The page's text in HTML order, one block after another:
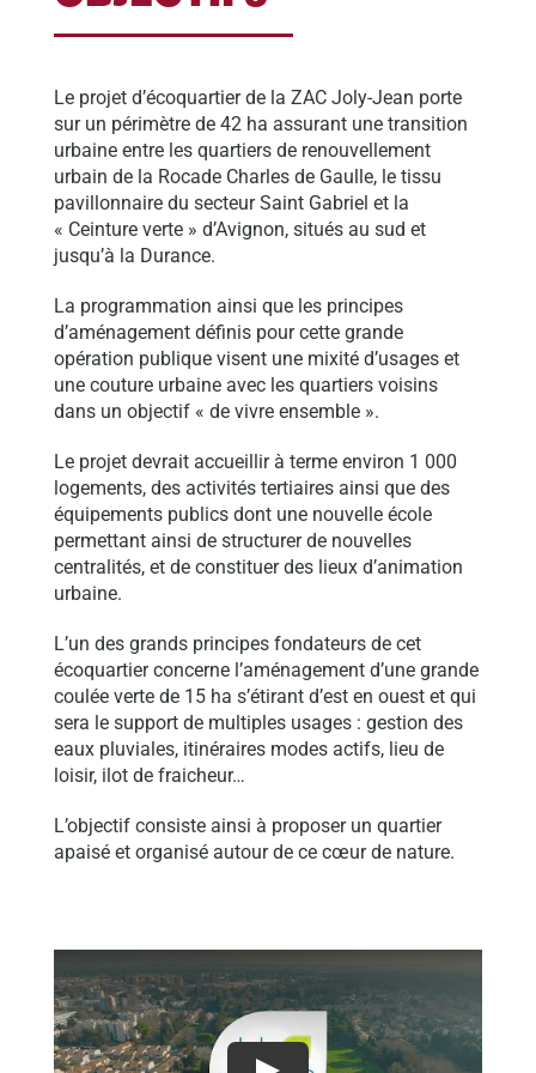
Le projet d’écoquartier de la ZAC Joly-Jean porte
sur un périmètre de 42 ha assurant une transition
urbaine entre les quartiers de renouvellement
urbain de la Rocade Charles de Gaulle, le tissu
pavillonnaire du secteur Saint Gabriel et la
« Ceinture verte » d’Avignon, situés au sud et
jusqu’à la Durance.
La programmation ainsi que les principes
d’aménagement définis pour cette grande
opération publique visent une mixité d’usages et
une couture urbaine avec les quartiers voisins
dans un objectif « de vivre ensemble ».
Le projet devrait accueillir à terme environ 1 000
logements, des activités tertiaires ainsi que des
équipements publics dont une nouvelle école
permettant ainsi de structurer de nouvelles
centralités, et de constituer des lieux d’animation
urbaine.
L’un des grands principes fondateurs de cet
écoquartier concerne l’aménagement d’une grande
coulée verte de 15 ha s’étirant d’est en ouest et qui
sera le support de multiples usages : gestion des
eaux pluviales, itinéraires modes actifs, lieu de
loisir, ilot de fraicheur…
L’objectif consiste ainsi à proposer un quartier
apaisé et organisé autour de ce cœur de nature.